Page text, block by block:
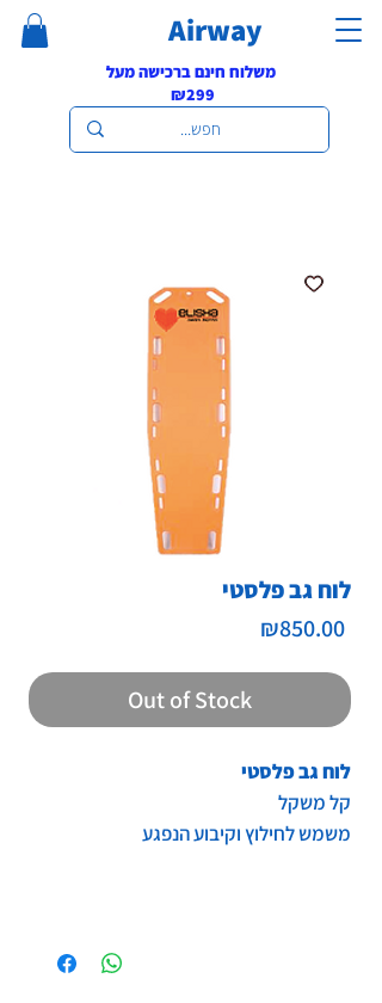
Airway
משלוח חינם ברכישה מעל
₪299
לוח גב פלסטי
₪850.00Price
Out of Stock
לוח גב פלסטי
קל משקל
משמש לחילוץ וקיבוע הנפגע